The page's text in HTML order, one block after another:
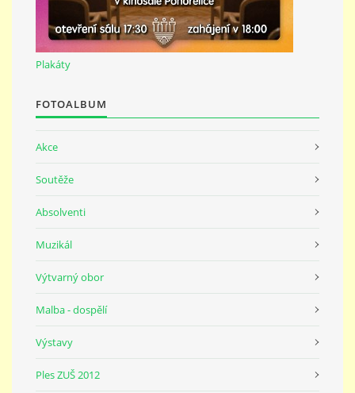
Školní 462
Pohořelice
691 23
Plakáty
FOTOALBUM
Akce
Soutěže
Absolventi
Muzikál
Výtvarný obor
Malba - dospělí
Výstavy
Ples ZUŠ 2012